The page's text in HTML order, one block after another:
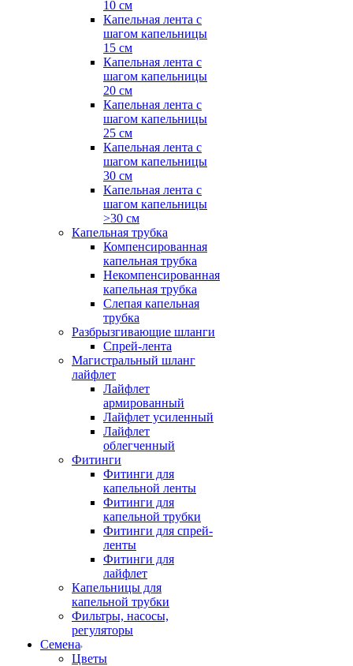
10 см
Капельная лента с
шагом капельницы
15 см
Капельная лента с
шагом капельницы
20 см
Капельная лента с
шагом капельницы
25 см
Капельная лента с
шагом капельницы
30 см
Капельная лента с
шагом капельницы
>30 см
Капельная трубка
Компенсированная
капельная трубка
Некомпенсированная
капельная трубка
Слепая капельная
трубка
Разбрызгивающие шланги
Спрей-лента
Магистральный шланг
лайфлет
Лайфлет
армированный
Лайфлет усиленный
Лайфлет
облегченный
Фитинги
Фитинги для
капельной ленты
Фитинги для
капельной трубки
Фитинги для спрей-
ленты
Фитинги для
лайфлет
Капельницы для
капельной трубки
Фильтры, насосы,
регуляторы
Семена
Цветы